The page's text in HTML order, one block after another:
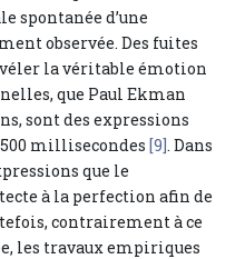
spontanée d’une
observée. Des fuites
la véritable émotion
que Paul Ekman
sont des expressions
millisecondes[9]. Dans
que le
à la perfection afin de
contrairement à ce
les travaux empiriques